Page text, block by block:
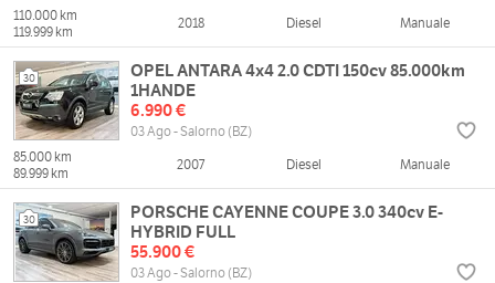
110.000 km
119.999 km
2018 Diesel Manuale
30
OPEL ANTARA 4x4 2.0 CDTI 150cv 85.000km
1HANDE
6.990 €
03 Ago - Salorno (BZ)
85.000 km
89.999 km
2007 Diesel Manuale
30
PORSCHE CAYENNE COUPE 3.0 340cv E-
HYBRID FULL
55.900 €
03 Ago - Salorno (BZ)